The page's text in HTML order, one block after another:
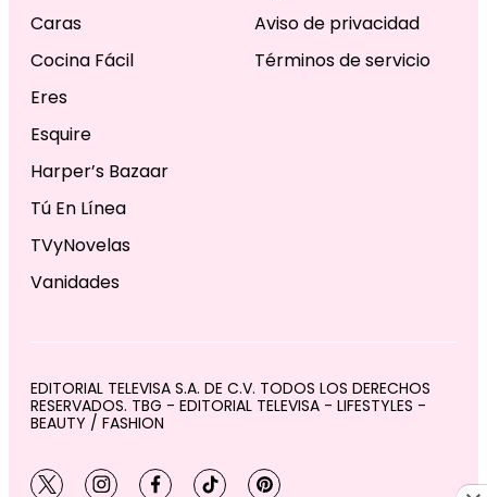
Caras
Cocina Fácil
Eres
Esquire
Harper’s Bazaar
Tú En Línea
TVyNovelas
Vanidades
Aviso de privacidad
Términos de servicio
EDITORIAL TELEVISA S.A. DE C.V. TODOS LOS DERECHOS
RESERVADOS. TBG - EDITORIAL TELEVISA - LIFESTYLES -
BEAUTY / FASHION